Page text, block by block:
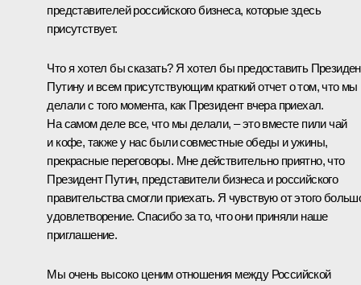
представителей российского бизнеса, которые здесь
присутствует.
Что я хотел бы сказать? Я хотел бы предоставить
Путину и всем присутствующим краткий отчет о том, что мы
делали с того момента, как Президент вчера приехал.
На самом деле все, что мы делали, – это вместе пили чай
и кофе, также у нас были совместные обеды и ужины,
прекрасные переговоры. Мне действительно приятно, что
Президент Путин, представители бизнеса и российского
правительства смогли приехать. Я чувствую от этого
удовлетворение. Спасибо за то, что они приняли наше
приглашение.
Мы очень высоко ценим отношения между Российской